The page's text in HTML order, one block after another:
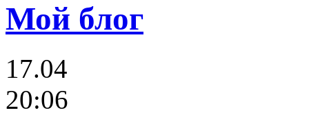
Мой блог
17.04
20:06